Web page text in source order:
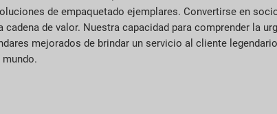
de empaquetado ejemplares. Convertirse en
de valor. Nuestra capacidad para comprender la
mejorados de brindar un servicio al cliente